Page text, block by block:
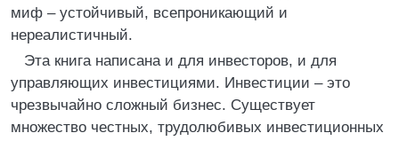
миф – устойчивый, всепроникающий и
нереалистичный.
Эта книга написана и для инвесторов, и для
управляющих инвестициями. Инвестиции – это
чрезвычайно сложный бизнес. Существует
множество честных, трудолюбивых инвестиционных